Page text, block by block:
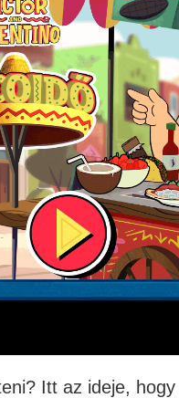
Itt az ideje,